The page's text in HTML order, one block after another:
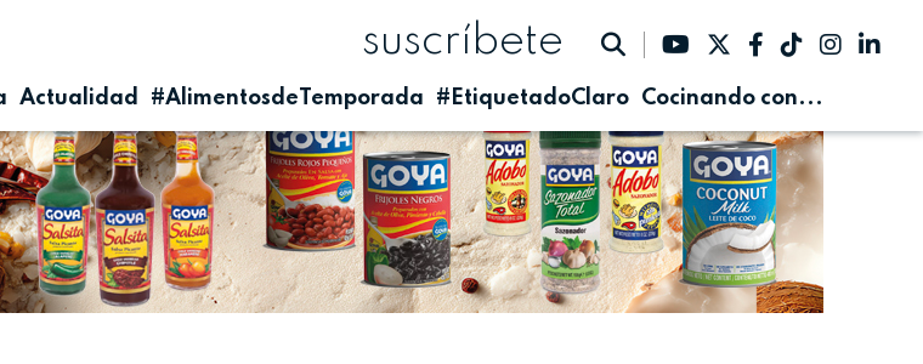
Actualidad #AlimentosdeTemporada #EtiquetadoClaro
Cocinando con...
suscríbete